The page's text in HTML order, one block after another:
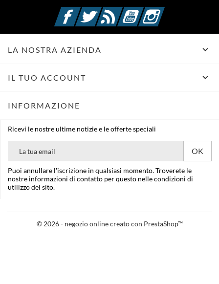
FacebookTwitterRss YouTubeInstagram
LA NOSTRA AZIENDA 
IL TUO ACCOUNT 
INFORMAZIONE
Ricevi le nostre ultime notizie e le offerte speciali
Puoi annullare l'iscrizione in qualsiasi momento. Troverete le
nostre informazioni di contatto per questo nelle condizioni di
utilizzo del sito.
© 2026 - negozio online creato con PrestaShop™